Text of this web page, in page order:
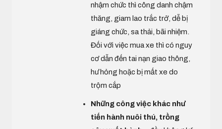
nhậm chức thì công danh chậm
thăng, giam lao trắc trở, dễ bị
giáng chức, sa thải, bãi nhiệm.
Đối với việc mua xe thì có nguy
cơ dẫn đến tai nạn giao thông,
hư hỏng hoặc bị mất xe do
trộm cắp
Những công việc khác như
tiến hành nuôi thú, trồng